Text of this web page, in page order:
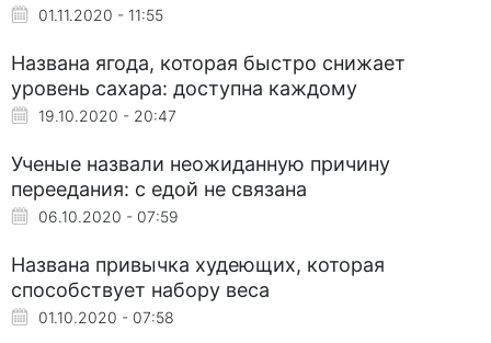
01.11.2020 - 11:55
Названа ягода, которая быстро снижает
уровень сахара: доступна каждому
19.10.2020 - 20:47
Ученые назвали неожиданную причину
переедания: с едой не связана
06.10.2020 - 07:59
Названа привычка худеющих, которая
способствует набору веса
01.10.2020 - 07:58